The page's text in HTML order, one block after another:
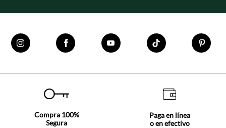
Compra 100%
Segura
Paga en línea
o en efectivo